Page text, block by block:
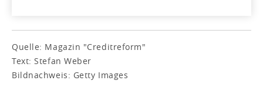
Quelle: Magazin "Creditreform"
Text: Stefan Weber
Bildnachweis: Getty Images